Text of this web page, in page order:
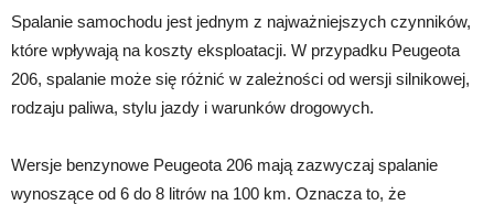
Spalanie samochodu jest jednym z najważniejszych czynników,
które wpływają na koszty eksploatacji. W przypadku Peugeota
206, spalanie może się różnić w zależności od wersji silnikowej,
rodzaju paliwa, stylu jazdy i warunków drogowych.
Wersje benzynowe Peugeota 206 mają zazwyczaj spalanie
wynoszące od 6 do 8 litrów na 100 km. Oznacza to, że